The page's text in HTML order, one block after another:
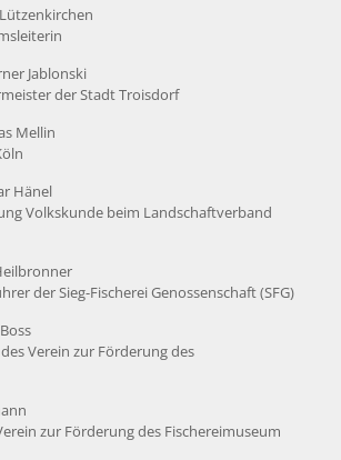
Jablonski
der Stadt Troisdorf
Mellin
Hänel
Volkskunde beim Landschaftverband
der Sieg-Fischerei Genossenschaft (SFG)
Verein zur Förderung des
zur Förderung des Fischereimuseum